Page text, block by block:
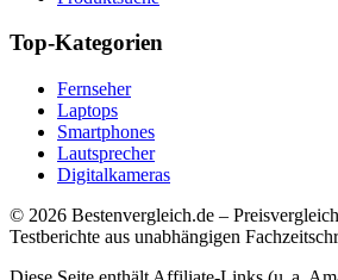
Top-Kategorien
Fernseher
Laptops
Smartphones
Lautsprecher
Digitalkameras
© 2026 Bestenvergleich.de –
Testberichte aus unabhängigen